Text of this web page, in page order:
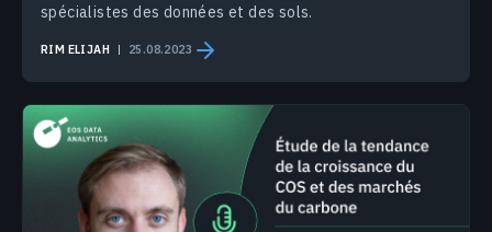
spécialistes des données et des sols.
RIM ELIJAH 25.08.2023